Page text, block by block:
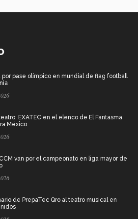
por pase olímpico en mundial de flag football
EXATEC en el elenco de El Fantasma
México
van por el campeonato en liga mayor de
de PrepaTec Qro al teatro musical en